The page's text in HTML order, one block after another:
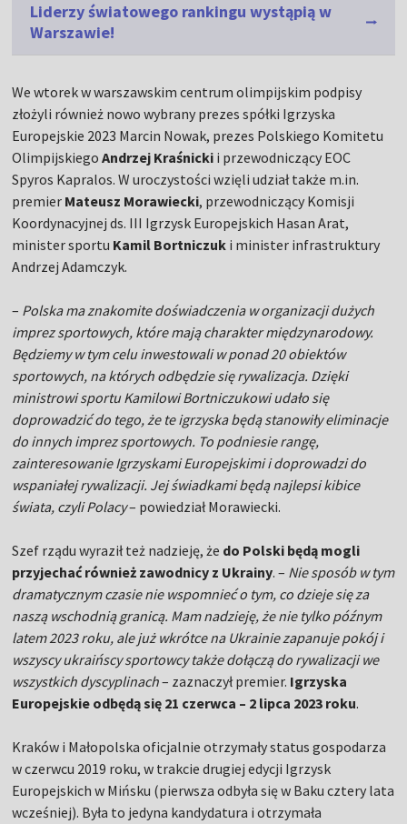
Liderzy światowego rankingu wystąpią w
Warszawie!
We wtorek w warszawskim centrum olimpijskim podpisy
złożyli również nowo wybrany prezes spółki Igrzyska
Europejskie 2023 Marcin Nowak, prezes Polskiego Komitetu
OlimpijskiegoAndrzej Kraśnicki i przewodniczący EOC
Spyros Kapralos. W uroczystości wzięli udział także m.in.
premier Mateusz Morawiecki, przewodniczący Komisji
Koordynacyjnej ds. III Igrzysk Europejskich Hasan Arat,
minister sportu Kamil Bortniczuk i minister infrastruktury
Andrzej Adamczyk.
– Polska ma znakomite doświadczenia w organizacji dużych
imprez sportowych, które mają charakter międzynarodowy.
Będziemy w tym celu inwestowali w ponad 20 obiektów
sportowych, na których odbędzie się rywalizacja. Dzięki
ministrowi sportu Kamilowi Bortniczukowi udało się
doprowadzić do tego, że te igrzyska będą stanowiły eliminacje
do innych imprez sportowych. To podniesie rangę,
zainteresowanie Igrzyskami Europejskimi i doprowadzi do
wspaniałej rywalizacji. Jej świadkami będą najlepsi kibice
świata, czyli Polacy– powiedział Morawiecki.
Szef rządu wyraził też nadzieję, że do Polski będą mogli
przyjechać również zawodnicy z Ukrainy. – Nie sposób w tym
dramatycznym czasie nie wspomnieć o tym, co dzieje się za
naszą wschodnią granicą. Mam nadzieję, że nie tylko późnym
latem 2023 roku, ale już wkrótce na Ukrainie zapanuje pokój i
wszyscy ukraińscy sportowcy także dołączą do rywalizacji we
wszystkich dyscyplinach– zaznaczył premier. Igrzyska
Europejskie odbędą się 21 czerwca – 2 lipca 2023 roku.
Kraków i Małopolska oficjalnie otrzymały status gospodarza
w czerwcu 2019 roku, w trakcie drugiej edycji Igrzysk
Europejskich w Mińsku (pierwsza odbyła się w Baku cztery lata
wcześniej). Była to jedyna kandydatura i otrzymała